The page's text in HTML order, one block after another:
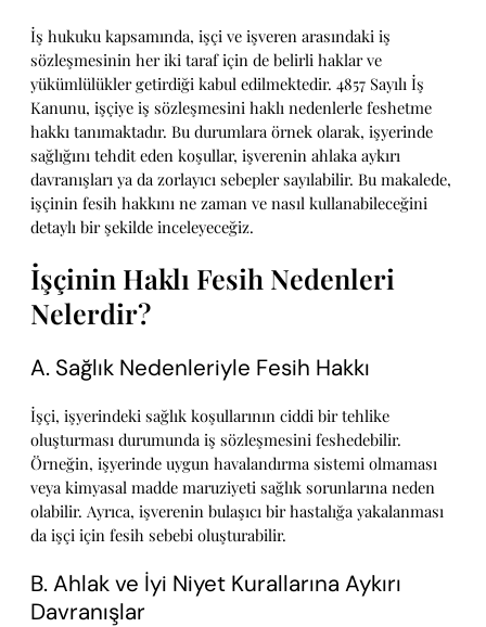
İş hukuku kapsamında, işçi ve işveren arasındaki iş
sözleşmesinin her iki taraf için de belirli haklar ve
yükümlülükler getirdiği kabul edilmektedir. 4857 Sayılı İş
Kanunu, işçiye iş sözleşmesini haklı nedenlerle feshetme
hakkı tanımaktadır. Bu durumlara örnek olarak, işyerinde
sağlığını tehdit eden koşullar, işverenin ahlaka aykırı
davranışları ya da zorlayıcı sebepler sayılabilir. Bu makalede,
işçinin fesih hakkını ne zaman ve nasıl kullanabileceğini
detaylı bir şekilde inceleyeceğiz.
İşçinin Haklı Fesih Nedenleri
Nelerdir?
A. Sağlık Nedenleriyle Fesih Hakkı
İşçi, işyerindeki sağlık koşullarının ciddi bir tehlike
oluşturması durumunda iş sözleşmesini feshedebilir.
Örneğin, işyerinde uygun havalandırma sistemi olmaması
veya kimyasal madde maruziyeti sağlık sorunlarına neden
olabilir. Ayrıca, işverenin bulaşıcı bir hastalığa yakalanması
da işçi için fesih sebebi oluşturabilir.
B. Ahlak ve İyi Niyet Kurallarına Aykırı
Davranışlar